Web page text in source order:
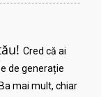
Cred că ai
de generație
mai mult, chiar